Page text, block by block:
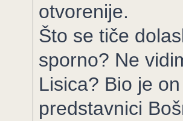
otvorenije.
Što se tiče
sporno? Ne
Lisica? Bio je
predstavnici